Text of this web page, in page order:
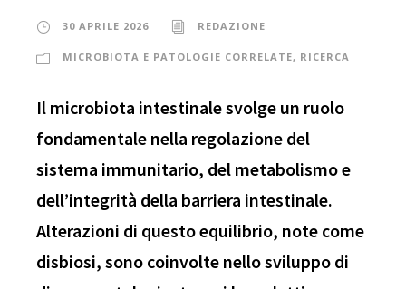
30 APRILE 2026 REDAZIONE
MICROBIOTA E PATOLOGIE CORRELATE, RICERCA
Il microbiota intestinale svolge un ruolo
fondamentale nella regolazione del
sistema immunitario, del metabolismo e
dell’integrità della barriera intestinale.
Alterazioni di questo equilibrio, note come
disbiosi, sono coinvolte nello sviluppo di